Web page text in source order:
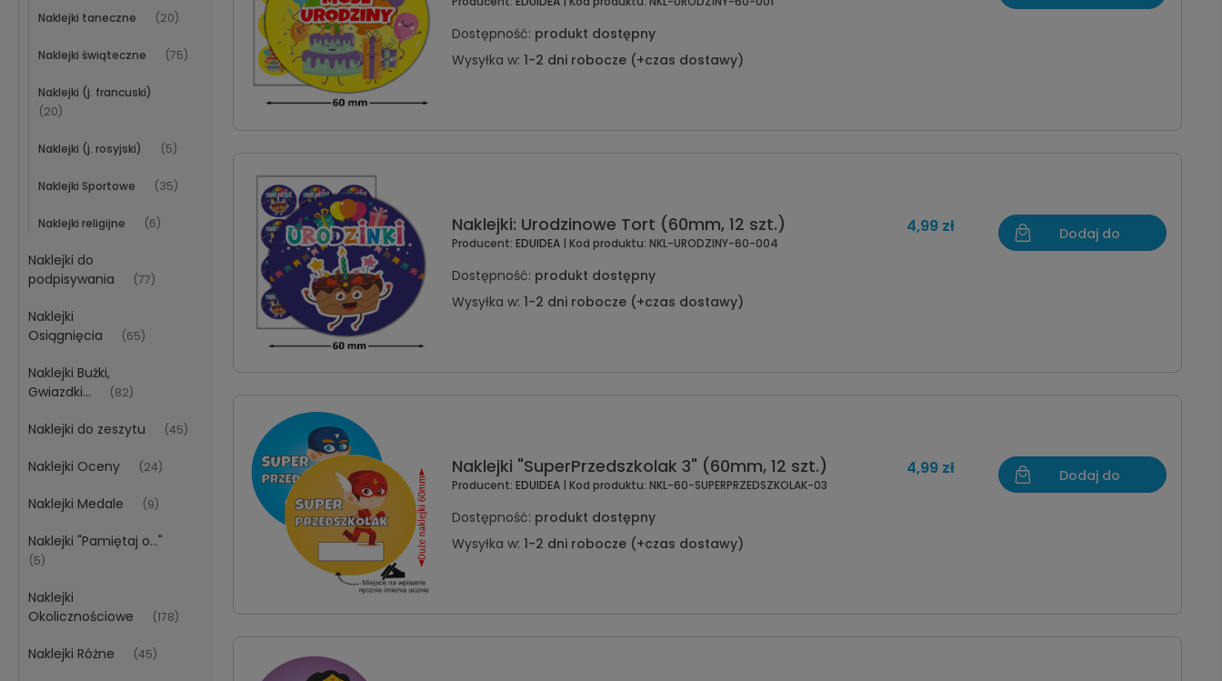
Naklejki taneczne (20)
Naklejki świąteczne (75)
Naklejki (j. francuski)
(20)
Naklejki (j. rosyjski) (5)
Naklejki Sportowe (35)
Naklejki religijne (6)
Naklejki do
podpisywania
(77)
Naklejki
Osiągnięcia
(65)
Naklejki Buźki,
Gwiazdki...
(82)
Naklejki do zeszytu (45)
Naklejki Oceny (24)
Naklejki Medale (9)
Naklejki "Pamiętaj o..."
(5)
Naklejki
Okolicznościowe
(178)
Naklejki Różne (45)
Dostępność: produkt dostępny
Wysyłka w: 1-2 dni robocze (+czas dostawy)
Naklejki: Urodzinowe Tort (60mm, 12 szt.)
Producent: EDUIDEA | Kod produktu: NKL-URODZINY-60-004
Dostępność: produkt dostępny
Wysyłka w: 1-2 dni robocze (+czas dostawy)
4,99 zł
Dodaj do
Naklejki "SuperPrzedszkolak 3" (60mm, 12 szt.)
Producent: EDUIDEA | Kod produktu: NKL-60-SUPERPRZEDSZKOLAK-03
Dostępność: produkt dostępny
Wysyłka w: 1-2 dni robocze (+czas dostawy)
4,99 zł
Dodaj do